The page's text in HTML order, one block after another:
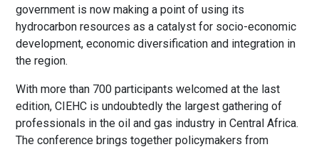
government is now making a point of using its
hydrocarbon resources as a catalyst for socio-economic
development, economic diversification and integration in
the region.
With more than 700 participants welcomed at the last
edition, CIEHC is undoubtedly the largest gathering of
professionals in the oil and gas industry in Central Africa.
The conference brings together policymakers from